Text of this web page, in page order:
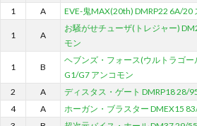
1 A EVE-鬼MAX(20th) DMRP22 6A/20
1 A
お騒がせチューザ(トレジャー)
モン
1 B
ヘブンズ・フォース(ウルトラゴー
G1/G7 アンコモン
2 A ディスタス・ゲート DMRP18 28/
4
A ホーガン・ブラスター DMEX15